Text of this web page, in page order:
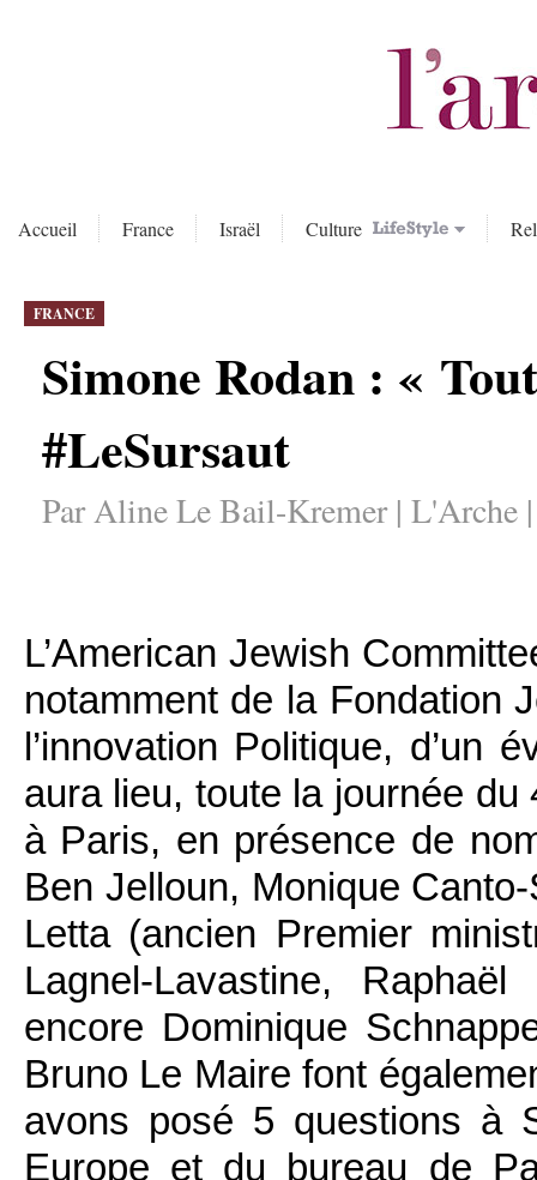
Accueil France Israël Culture
FRANCE
Simone Rodan : «
#LeSursaut
Par Aline Le Bail-Kremer | L'Arche
L’American Jewish
notamment de la Fondation
l’innovation Politique, d’un
aura lieu, toute la journée
à Paris, en présence de
Ben Jelloun, Monique
Letta (ancien Premier
Lagnel-Lavastine,
encore Dominique
Bruno Le Maire font
avons posé 5 questions à
Europe et du bureau de